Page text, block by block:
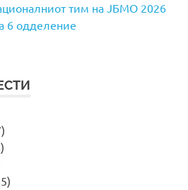
тим на ЈБМО 2026
6 одделение